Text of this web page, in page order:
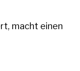
macht einen